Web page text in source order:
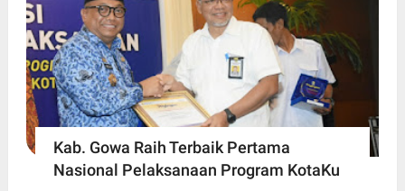
Kab. Gowa Raih Terbaik Pertama
Nasional Pelaksanaan Program KotaKu